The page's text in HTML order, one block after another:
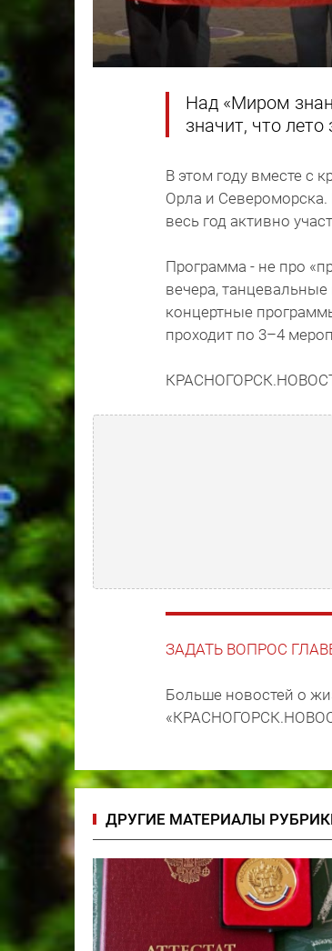
Над «Миром
значит, что
В этом году вместе с
Орла и Североморска.
весь год активно
Программа - не про
вечера,
концертные
проходит по 3–4
ЗАДАТЬ ВОПРОС
Больше новостей о
ДРУГИЕ МАТЕРИАЛЫ